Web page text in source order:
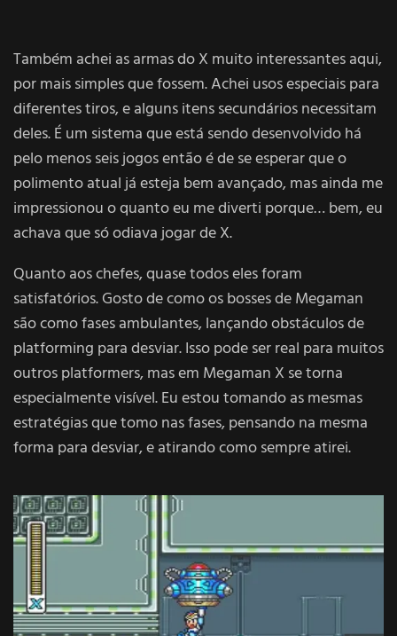
Também achei as armas do X muito interessantes aqui,
por mais simples que fossem. Achei usos especiais para
diferentes tiros, e alguns itens secundários necessitam
deles. É um sistema que está sendo desenvolvido há
pelo menos seis jogos então é de se esperar que o
polimento atual já esteja bem avançado, mas ainda me
impressionou o quanto eu me diverti porque… bem, eu
achava que só odiava jogar de X.
Quanto aos chefes, quase todos eles foram
satisfatórios. Gosto de como os bosses de Megaman
são como fases ambulantes, lançando obstáculos de
platforming para desviar. Isso pode ser real para muitos
outros platformers, mas em Megaman X se torna
especialmente visível. Eu estou tomando as mesmas
estratégias que tomo nas fases, pensando na mesma
forma para desviar, e atirando como sempre atirei.